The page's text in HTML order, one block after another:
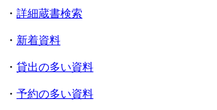
・ 詳細蔵書検索
・ 新着資料
・ 貸出の多い資料
・ 予約の多い資料